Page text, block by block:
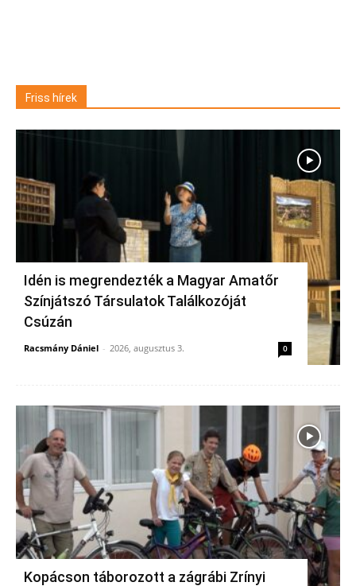
Friss hírek
Idén is megrendezték a Magyar Amatőr
Színjátszó Társulatok Találkozóját
Csúzán
Racsmány Dániel - 2026, augusztus 3. 0
Kopácson táborozott a zágrábi Zrínyi